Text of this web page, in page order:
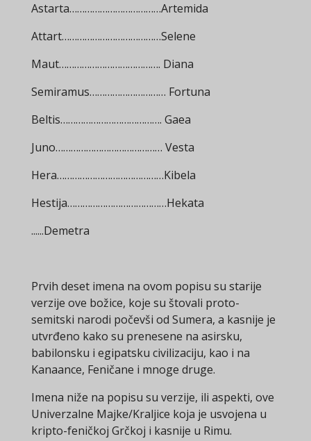
Astarta………………………………Artemida
Attart…………………………………Selene
Maut…………………………………. Diana
Semiramus………………………… Fortuna
Beltis…………………………………. Gaea
Juno…………………………………… Vesta
Hera……………………………………Kibela
Hestija…………………………………Hekata
......Demetra
Prvih deset imena na ovom popisu su starije
verzije ove božice, koje su štovali proto-
semitski narodi počevši od Sumera, a kasnije je
utvrđeno kako su prenesene na asirsku,
babilonsku i egipatsku civilizaciju, kao i na
Kanaance, Feničane i mnoge druge.
Imena niže na popisu su verzije, ili aspekti, ove
Univerzalne Majke/Kraljice koja je usvojena u
kripto-feničkoj Grčkoj i kasnije u Rimu.